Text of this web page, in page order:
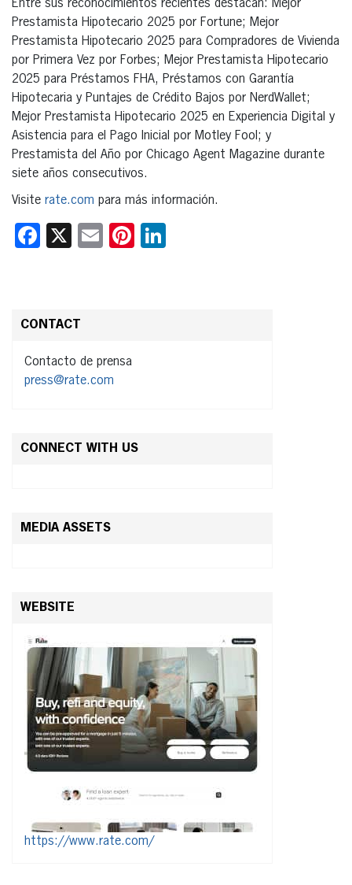
Entre sus reconocimientos recientes destacan: Mejor
Prestamista Hipotecario 2025 por Fortune; Mejor
Prestamista Hipotecario 2025 para Compradores de Vivienda
por Primera Vez por Forbes; Mejor Prestamista Hipotecario
2025 para Préstamos FHA, Préstamos con Garantía
Hipotecaria y Puntajes de Crédito Bajos por NerdWallet;
Mejor Prestamista Hipotecario 2025 en Experiencia Digital y
Asistencia para el Pago Inicial por Motley Fool; y
Prestamista del Año por Chicago Agent Magazine durante
siete años consecutivos.
Visite rate.com para más información.
Facebook
X EmailPinterest
CONTACT
Contacto de prensa
press@rate.com
CONNECT WITH US
MEDIA ASSETS
WEBSITE
https://www.rate.com/